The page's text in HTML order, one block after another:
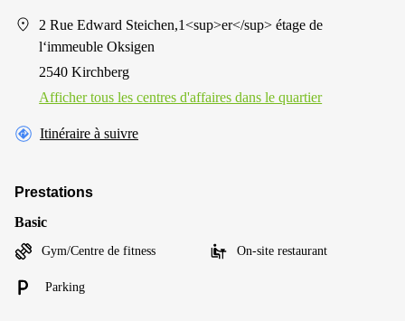
2 Rue Edward Steichen,1<sup>er</sup> étage de
l‘immeuble Oksigen
2540 Kirchberg
Afficher tous les centres d'affaires dans le quartier
Itinéraire à suivre
Prestations
Basic
Gym/Centre de fitness On-site restaurant
Parking